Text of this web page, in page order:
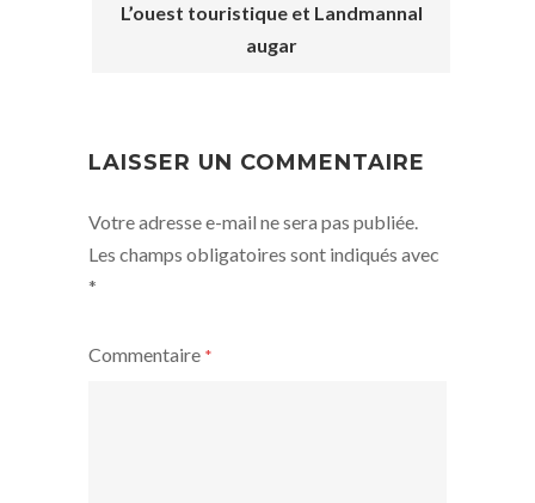
POST
L’ouest touristique et Landmannal
augar
LAISSER UN COMMENTAIRE
Votre adresse e-mail ne sera pas publiée.
Les champs obligatoires sont indiqués avec
*
Commentaire *